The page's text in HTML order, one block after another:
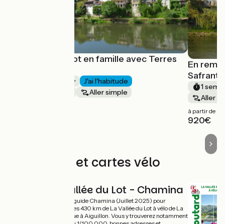
La vallée du Lot en famille avec Terres
1 semaine et +
J'ai l'habitude
Aller simple
En
1
Aller
à partir de
920€
Les guides et cartes vélo
La Vallée du Lot - Chamina
Nouveau guide Chamina (Juillet 2025) pour
explorer les 430 km de La Vallée du Lot à vélo de La
Canourgue à Aiguillon. Vous y trouverez notamment